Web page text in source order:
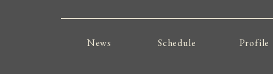
News Schedule Profile